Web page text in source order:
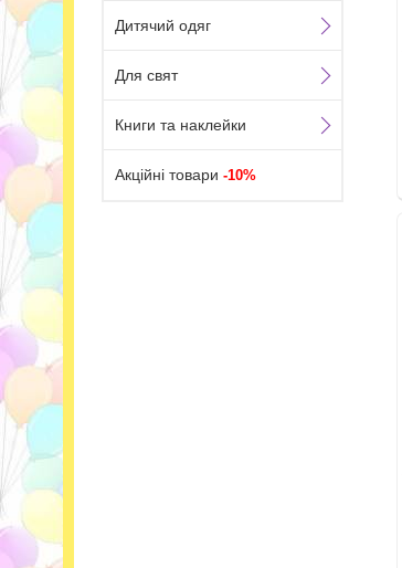
Дитячий одяг
Для свят
Книги та наклейки
Акційні товари -10%